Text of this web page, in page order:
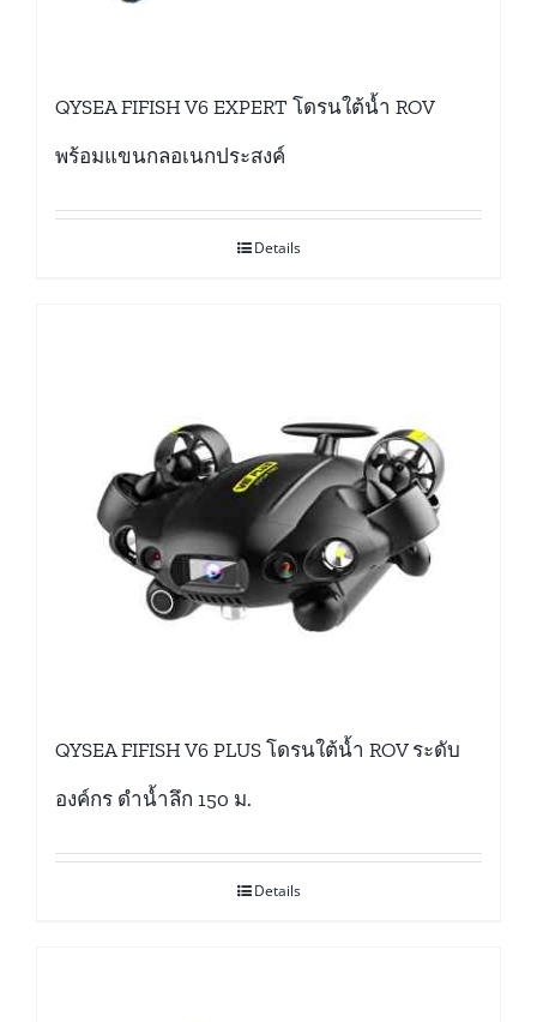
QYSEA FIFISH V6 EXPERT โดรนใต้น้ำ ROV
พร้อมแขนกลอเนกประสงค์
Details
QYSEA FIFISH V6 PLUS โดรนใต้น้ำ ROV ระดับ
องค์กร ดำน้ำลึก 150 ม.
Details